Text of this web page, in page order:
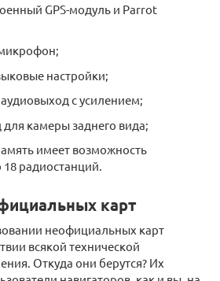
GPS-модуль и Parrot
настройки;
с усилением;
для камеры заднего вида;
имеет возможность
18 радиостанций.
карт
неофициальных карт
всякой технической
Откуда они берутся? Их